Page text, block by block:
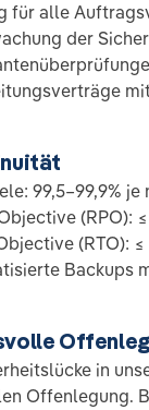
für alle
der
99,5–99,9%
(RPO):
(RTO):
Backups
in
Offenlegung.